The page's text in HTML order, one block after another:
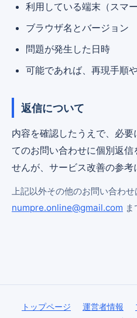
利用している端末（スマ
ブラウザ名とバージョン
問題が発生した日時
可能であれば、再現手順
返信について
内容を確認したうえで、必
てのお問い合わせに個別返
せんが、サービス改善の参考
上記以外その他のお問い合わせ
numpre.online@gmail.com ま
トップページ 運営者情報